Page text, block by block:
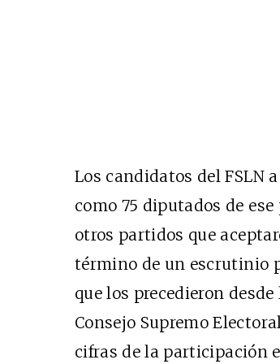
Los candidatos del FSLN
como 75 diputados de
otros partidos que
término de un escrutinio
que los precedieron
Consejo Supremo
cifras de la participación